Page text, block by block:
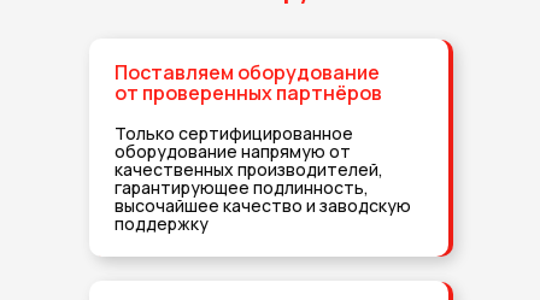
Поставляем оборудование
от проверенных партнёров
Только сертифицированное
оборудование напрямую от
качественных производителей,
гарантирующее подлинность,
высочайшее качество и заводскую
поддержку